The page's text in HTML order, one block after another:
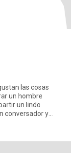
las cosas
un hombre
un lindo
conversador y